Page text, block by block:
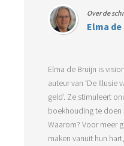
Over de
Elma
Elma de Bruijn is
auteur van ‘De Illusie
geld’. Ze stimuleert
boekhouding te
Waarom? Voor meer
maken vanuit hun